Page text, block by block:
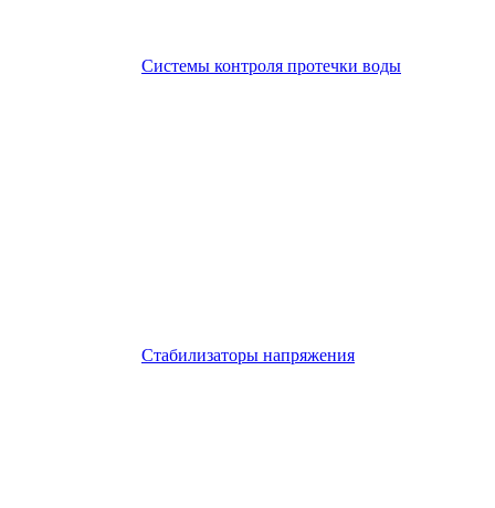
Системы контроля протечки воды
Стабилизаторы напряжения